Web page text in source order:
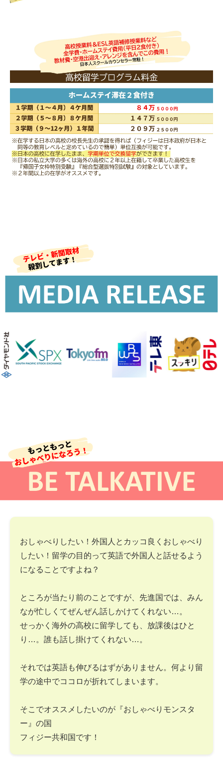
おしゃべりしたい！外国人とカッコ良くおしゃべり
したい！留学の目的って英語で外国人と話せるよう
になることですよね？
ところが当たり前のことですが、先進国では、みん
なが忙しくてぜんぜん話しかけてくれない…。
せっかく海外の高校に留学しても、放課後はひと
り…。誰も話し掛けてくれない…。
それでは英語も伸びるはずがありません。何より留
学の途中でココロが折れてしまいます。
そこでオススメしたいのが『おしゃべりモンスタ
ー』の国
フィジー共和国です！